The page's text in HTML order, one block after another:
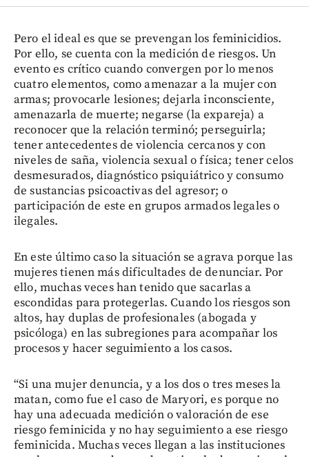
Pero el ideal es que se prevengan los feminicidios.
Por ello, se cuenta con la medición de riesgos. Un
evento es crítico cuando convergen por lo menos
cuatro elementos, como amenazar a la mujer con
armas; provocarle lesiones; dejarla inconsciente,
amenazarla de muerte; negarse (la expareja) a
reconocer que la relación terminó; perseguirla;
tener antecedentes de violencia cercanos y con
niveles de saña, violencia sexual o física; tener celos
desmesurados, diagnóstico psiquiátrico y consumo
de sustancias psicoactivas del agresor; o
participación de este en grupos armados legales o
ilegales.
En este último caso la situación se agrava porque las
mujeres tienen más dificultades de denunciar. Por
ello, muchas veces han tenido que sacarlas a
escondidas para protegerlas. Cuando los riesgos son
altos, hay duplas de profesionales (abogada y
psicóloga) en las subregiones para acompañar los
procesos y hacer seguimiento a los casos.
“Si una mujer denuncia, y a los dos o tres meses la
matan, como fue el caso de Maryori, es porque no
hay una adecuada medición o valoración de ese
riesgo feminicida y no hay seguimiento a ese riesgo
feminicida. Muchas veces llegan a las instituciones